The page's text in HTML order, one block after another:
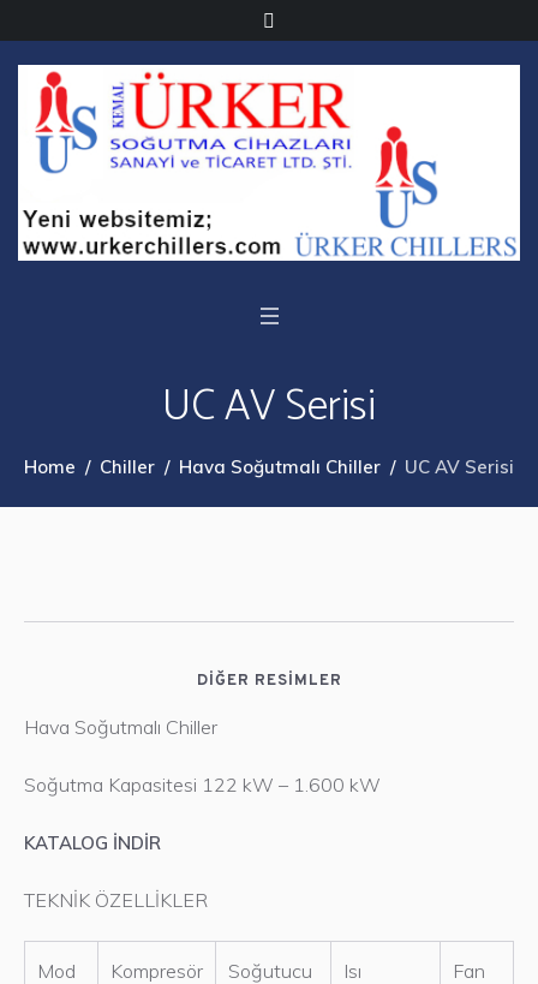
UC AV Serisi
Home / Chiller / Hava Soğutmalı Chiller / UC AV Serisi
DIĞER RESIMLER
Hava Soğutmalı Chiller
Soğutma Kapasitesi 122 kW – 1.600 kW
KATALOG İNDİR
TEKNİK ÖZELLİKLER
Mod
Kompresör
Soğutucu
Isı
Fan